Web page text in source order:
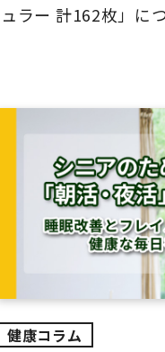
ュラー 計162枚」に